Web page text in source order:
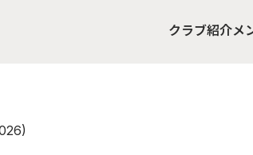
クラブ紹介メ